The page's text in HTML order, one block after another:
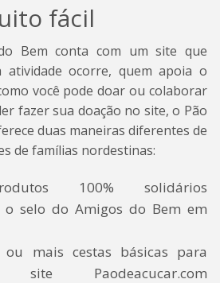
fácil
Bem conta com um site que
atividade ocorre, quem apoia o
você pode doar ou colaborar
fazer sua doação no site, o Pão
duas maneiras diferentes de
de famílias nordestinas:
100% solidários
o selo do Amigos do Bem em
mais cestas básicas para
Paodeacucar.com